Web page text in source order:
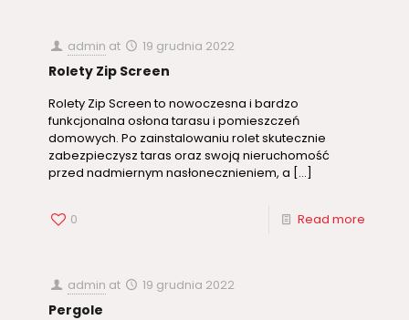
admin at 19 grudnia 2022
Rolety Zip Screen
Rolety Zip Screen to nowoczesna i bardzo
funkcjonalna osłona tarasu i pomieszczeń
domowych. Po zainstalowaniu rolet skutecznie
zabezpieczysz taras oraz swoją nieruchomość
przed nadmiernym nasłonecznieniem, a […]
0 Read more
admin at 19 grudnia 2022
Pergole